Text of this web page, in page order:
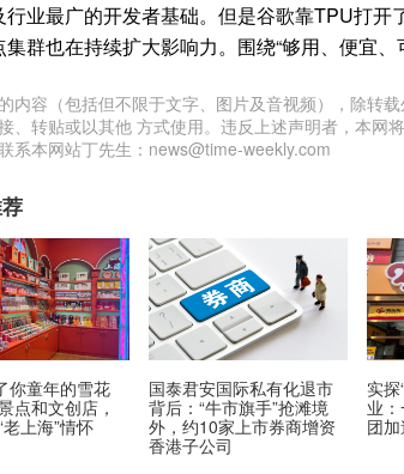
行业最广的开发者基础。但是谷歌靠TPU打
群也在持续扩大影响力。围绕“够用、便宜、
内容（包括但不限于文字、图片及音视频），除转
、转贴或以其他 方式使用。违反上述声明者，本网
系本网站丁先生：news@time-weekly.com
你童年的雪花
点和文创店，
上海”情怀
国泰君安国际私有化退市
背后：“牛市旗手”抢滩境
外，约10家上市券商增资
香港子公司
实
业
团